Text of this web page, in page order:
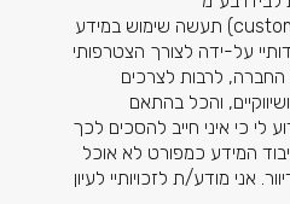
) תעשה שימוש במידע
על-ידה לצורך הצטרפותי
לרבות לצרכים
והכל בהתאם
לי כי איני חייב להסכים לכך
המידע כמפורט לא אוכל
אני מודע/ת לזכויותיי לעיון